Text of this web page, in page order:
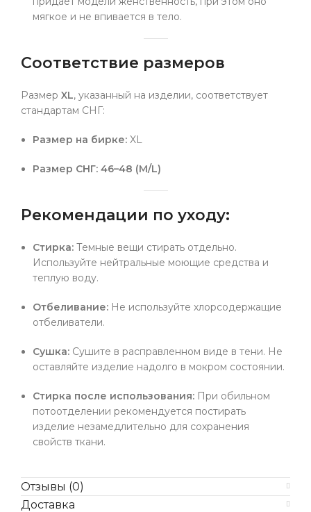
мягкое и не впивается в тело.
Соответствие размеров
Размер XL, указанный на изделии, соответствует
стандартам СНГ:
Размер на бирке: XL
Размер СНГ: 46–48 (M/L)
Рекомендации по уходу:
Стирка: Темные вещи стирать отдельно.
Используйте нейтральные моющие средства и
теплую воду.
Отбеливание: Не используйте хлорсодержащие
отбеливатели.
Сушка: Сушите в расправленном виде в тени. Не
оставляйте изделие надолго в мокром состоянии.
Стирка после использования: При обильном
потоотделении рекомендуется постирать
изделие незамедлительно для сохранения
свойств ткани.
Отзывы (0)
Доставка